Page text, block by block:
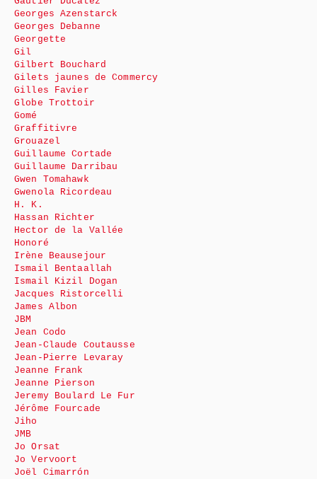
Georges Azenstarck
Georges Debanne
Georgette
Gil
Gilbert Bouchard
Gilets jaunes de Commercy
Gilles Favier
Globe Trottoir
Gomé
Graffitivre
Grouazel
Guillaume Cortade
Guillaume Darribau
Gwen Tomahawk
Gwenola Ricordeau
H. K.
Hassan Richter
Hector de la Vallée
Honoré
Irène Beausejour
Ismail Bentaallah
Ismail Kizil Dogan
Jacques Ristorcelli
James Albon
JBM
Jean Codo
Jean-Claude Coutausse
Jean-Pierre Levaray
Jeanne Frank
Jeanne Pierson
Jeremy Boulard Le Fur
Jérôme Fourcade
Jiho
JMB
Jo Orsat
Jo Vervoort
Joël Cimarrón